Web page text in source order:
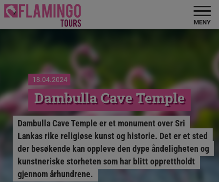
MENY
18.04.2024
Dambulla Cave Temple
Dambulla Cave Temple er et monument over Sri
Lankas rike religiøse kunst og historie. Det er et sted
der besøkende kan oppleve den dype åndeligheten og
kunstneriske storheten som har blitt opprettholdt
gjennom århundrene.